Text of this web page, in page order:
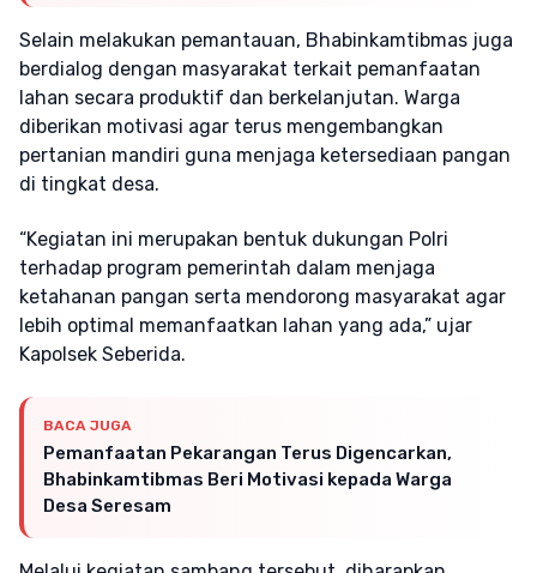
Selain melakukan pemantauan, Bhabinkamtibmas juga
berdialog dengan masyarakat terkait pemanfaatan
lahan secara produktif dan berkelanjutan. Warga
diberikan motivasi agar terus mengembangkan
pertanian mandiri guna menjaga ketersediaan pangan
di tingkat desa.
“Kegiatan ini merupakan bentuk dukungan Polri
terhadap program pemerintah dalam menjaga
ketahanan pangan serta mendorong masyarakat agar
lebih optimal memanfaatkan lahan yang ada,” ujar
Kapolsek Seberida.
BACA JUGA
Pemanfaatan Pekarangan Terus Digencarkan,
Bhabinkamtibmas Beri Motivasi kepada Warga
Desa Seresam